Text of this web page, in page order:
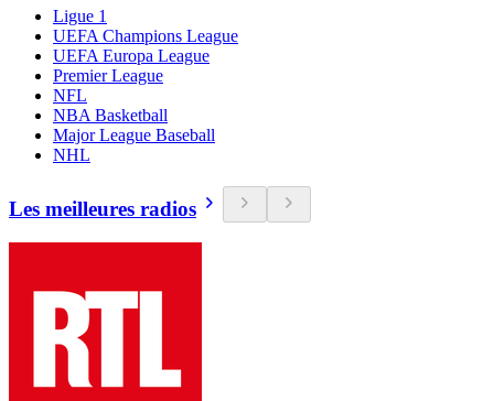
Ligue 1
UEFA Champions League
UEFA Europa League
Premier League
NFL
NBA Basketball
Major League Baseball
NHL
Les meilleures radios